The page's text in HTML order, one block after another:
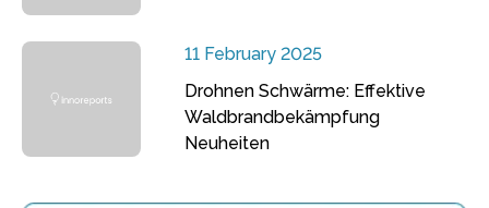
11 February 2025
Drohnen Schwärme: Effektive
Waldbrandbekämpfung
Neuheiten